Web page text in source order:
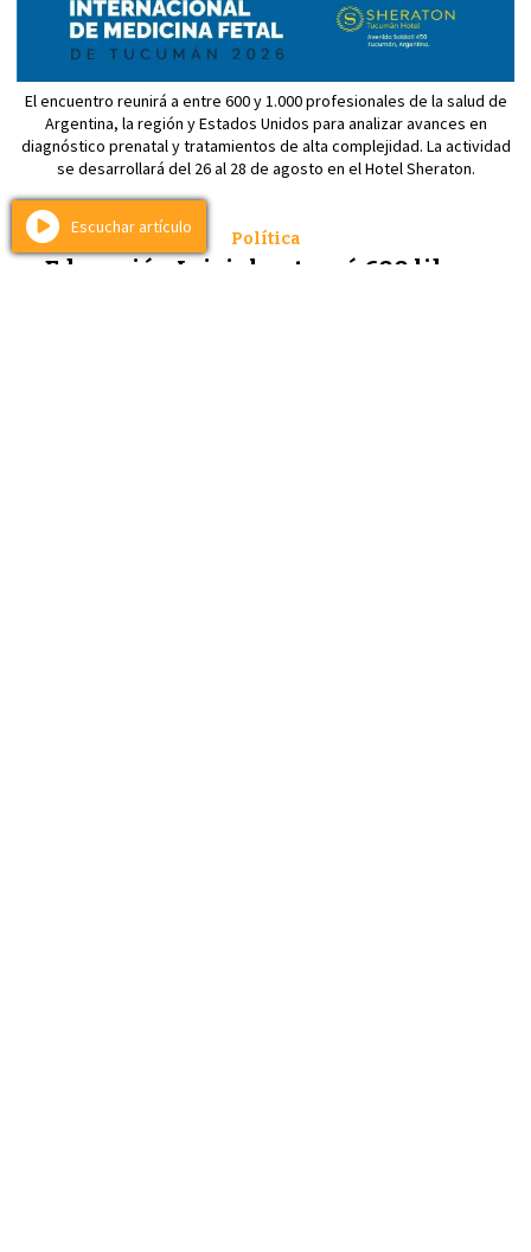
El encuentro reunirá a entre 600 y 1.000 profesionales de la salud de
Argentina, la región y Estados Unidos para analizar avances en
diagnóstico prenatal y tratamientos de alta complejidad. La actividad
se desarrollará del 26 al 28 de agosto en el Hotel Sheraton.
Educación Inicial entregó 600 libros
Política
Escuchar artículo